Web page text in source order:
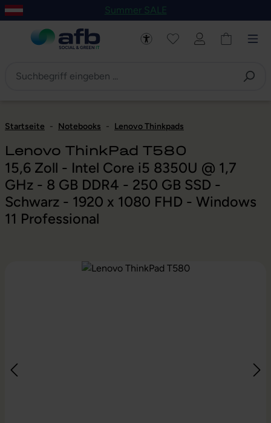
Hauptinhalt springen
Zur Navigation der B2B-Plattform springen
Summer SALE
Startseite - Notebooks - Lenovo Thinkpads
Lenovo ThinkPad T580
15,6 Zoll - Intel Core i5 8350U @ 1,7
GHz - 8 GB DDR4 - 250 GB SSD -
Schwarz - 1920 x 1080 FHD - Windows
11 Professional
Bildergalerie überspringen